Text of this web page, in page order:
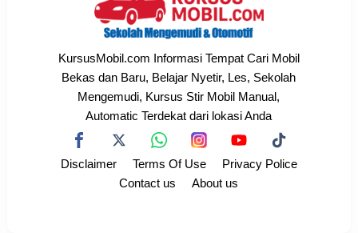
KursusMobil.com Informasi Tempat Cari Mobil
Bekas dan Baru, Belajar Nyetir, Les, Sekolah
Mengemudi, Kursus Stir Mobil Manual,
Automatic Terdekat dari lokasi Anda
Disclaimer Terms Of Use
Privacy Police
Contact us
About us